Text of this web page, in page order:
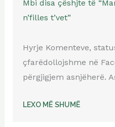
Mbi disa çëshjte të
n’filles t’vet”
Hyrje Komenteve,
çfarëdollojshme në
përgjigjem asnjëherë.
LEXO MË SHUMË